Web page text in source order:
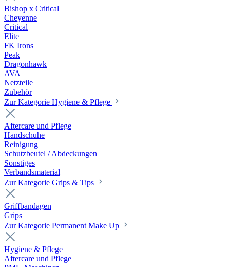
Bishop x Critical
Cheyenne
Critical
Elite
FK Irons
Peak
Dragonhawk
AVA
Netzteile
Zubehör
Zur Kategorie Hygiene & Pflege
Aftercare und Pflege
Handschuhe
Reinigung
Schutzbeutel / Abdeckungen
Sonstiges
Verbandsmaterial
Zur Kategorie Grips & Tips
Griffbandagen
Grips
Zur Kategorie Permanent Make Up
Hygiene & Pflege
Aftercare und Pflege